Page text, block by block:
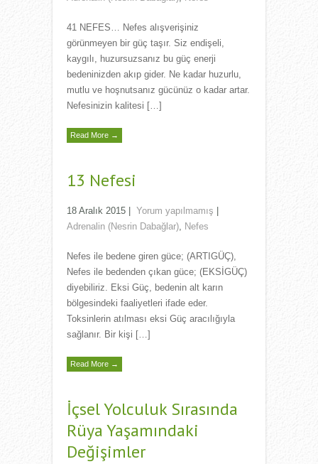
41 NEFES… Nefes alışverişiniz
görünmeyen bir güç taşır. Siz endişeli,
kaygılı, huzursuzsanız bu güç enerji
bedeninizden akıp gider. Ne kadar huzurlu,
mutlu ve hoşnutsanız gücünüz o kadar artar.
Nefesinizin kalitesi […]
Read More →
13 Nefesi
18 Aralık 2015 Yorum yapılmamış
Adrenalin (Nesrin Dabağlar), Nefes
Nefes ile bedene giren güce; (ARTIGÜÇ),
Nefes ile bedenden çıkan güce; (EKSİGÜÇ)
diyebiliriz. Eksi Güç, bedenin alt karın
bölgesindeki faaliyetleri ifade eder.
Toksinlerin atılması eksi Güç aracılığıyla
sağlanır. Bir kişi […]
Read More →
İçsel Yolculuk Sırasında
Rüya Yaşamındaki
Değişimler